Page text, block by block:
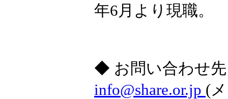
年6月より現職。
◆ お問い合わせ
info@share.or.jp (